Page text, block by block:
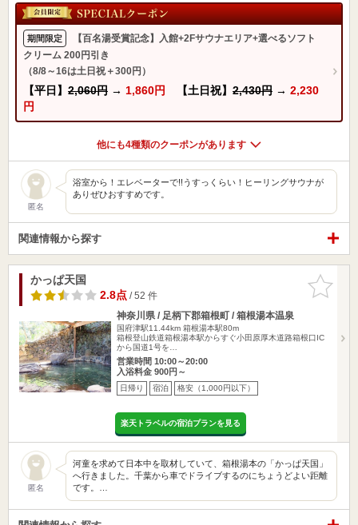
期間限定
【百名湯受賞記念】入館+2Fサウナエリア+選べるソフト
クリーム 200円引き
（8/8～16は土日祝＋300円）
【平日】 2,060円 → 1,860円 【土日祝】 2,430円 → 2,230
円
他にも4種類のクーポンがあります
匿名
浴室から！エレベーターで!!うすっくらい！ヒーリングサウナが
ありぜひおすすめです。
関連情報から探す
お気に入
りに追加
かっぱ天国
2.8点/ 52 件
神奈川県 / 足柄下郡箱根町 / 箱根湯本温泉
国府津駅11.44km 箱根湯本駅80m
箱根登山鉄道箱根湯本駅からすぐ小田原厚木道路箱根口IC
から国道1号を…
営業時間 10:00～20:00
入浴料金 900円～
日帰り 宿泊 格安（1,000円以下）
楽天トラベルの宿泊プランを見る
匿名
河童を求めて日本中を取材していて、箱根湯本の「かっぱ天国」
へ行きました。千葉から車でドライブするのにちょうどよい距離
です。…